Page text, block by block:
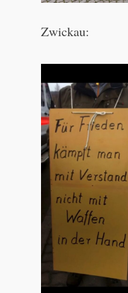
Zwickau: